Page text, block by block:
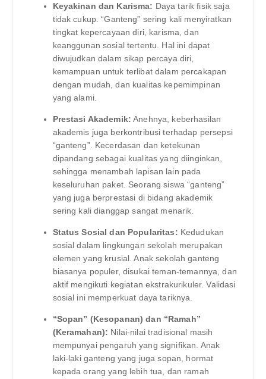
Keyakinan dan Karisma: Daya tarik fisik saja
tidak cukup. “Ganteng” sering kali menyiratkan
tingkat kepercayaan diri, karisma, dan
keanggunan sosial tertentu. Hal ini dapat
diwujudkan dalam sikap percaya diri,
kemampuan untuk terlibat dalam percakapan
dengan mudah, dan kualitas kepemimpinan
yang alami.
Prestasi Akademik: Anehnya, keberhasilan
akademis juga berkontribusi terhadap persepsi
“ganteng”. Kecerdasan dan ketekunan
dipandang sebagai kualitas yang diinginkan,
sehingga menambah lapisan lain pada
keseluruhan paket. Seorang siswa “ganteng”
yang juga berprestasi di bidang akademik
sering kali dianggap sangat menarik.
Status Sosial dan Popularitas: Kedudukan
sosial dalam lingkungan sekolah merupakan
elemen yang krusial. Anak sekolah ganteng
biasanya populer, disukai teman-temannya, dan
aktif mengikuti kegiatan ekstrakurikuler. Validasi
sosial ini memperkuat daya tariknya.
“Sopan” (Kesopanan) dan “Ramah”
(Keramahan): Nilai-nilai tradisional masih
mempunyai pengaruh yang signifikan. Anak
laki-laki ganteng yang juga sopan, hormat
kepada orang yang lebih tua, dan ramah